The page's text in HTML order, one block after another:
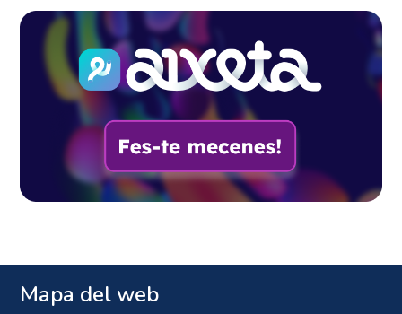
Mapa del web